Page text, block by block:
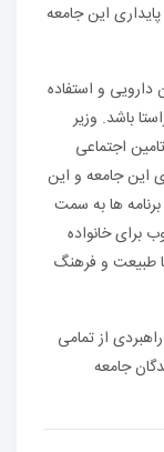
این جامعه
و استفاده
باشد. وزیر
اجتماعی
این جامعه و این
ها به سمت
برای خانواده
طبیعت و فرهنگ
از تمامی
جامعه